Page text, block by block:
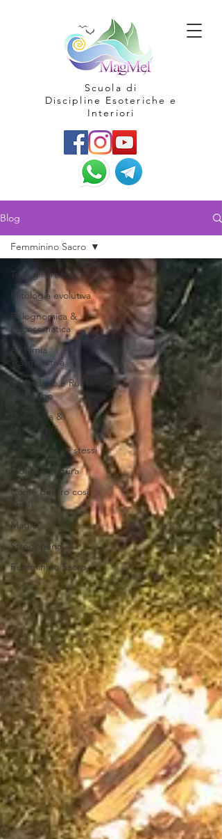
Scuola di
Discipline Esoteriche e
Interiori
Blog
Tutti gli articoli
Mitologia evolutiva
Fisiognomica &
Psicosomatica
Alchimia
Trasmutativa
Calendario e Ruota
dell'Anno
Metafisica &
Dimensioni
Amore per se stessi
Biofilia e Natura
Come dentro così
fuori
Magia
Stregoneria
Femminino Sacro
Femminino Sacro